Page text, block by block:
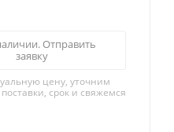
Отправить
заявку
цену, уточним
срок и свяжемся